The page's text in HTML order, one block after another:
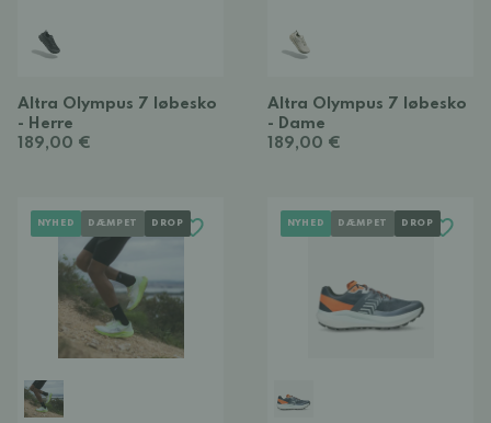
Altra Olympus 7 løbesko
- Herre
189,00 €
Altra Olympus 7 løbesko
- Dame
189,00 €
NYHED DÆMPET DROP NYHED DÆMPET DROP